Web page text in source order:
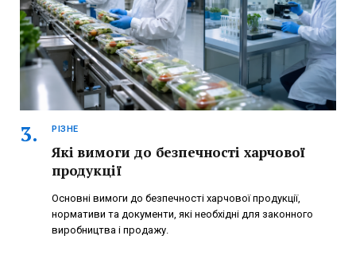
РІЗНЕ
Які вимоги до безпечності харчової
продукції
Основні вимоги до безпечності харчової продукції,
нормативи та документи, які необхідні для законного
виробництва і продажу.